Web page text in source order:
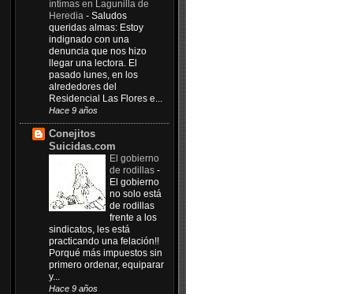
íntimas en Lagunilla de
Heredia - Saludos
queridas almas: Estoy
indignado con una
denuncia que nos hizo
llegar una lectora. El
pasado lunes, en los
alrededores del
Residencial Las Flores e...
Hace 9 años
Conejitos
Suicidas.com
El gobierno
de rodillas -
El gobierno
no solo está
de rodillas
frente a los
sindicatos, les está
practicando una felación!!
Porqué más impuestos sin
primero ordenar, equiparar
y...
Hace 9 años